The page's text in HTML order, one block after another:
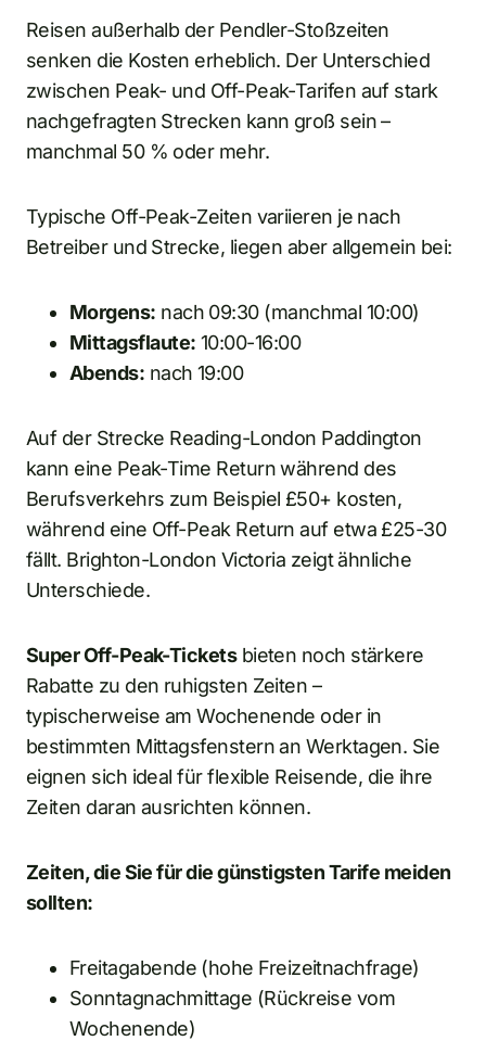
Reisen außerhalb der Pendler-Stoßzeiten
senken die Kosten erheblich. Der Unterschied
zwischen Peak- und Off-Peak-Tarifen auf stark
nachgefragten Strecken kann groß sein –
manchmal 50 % oder mehr.
Typische Off-Peak-Zeiten variieren je nach
Betreiber und Strecke, liegen aber allgemein bei:
Morgens: nach 09:30 (manchmal 10:00)
Mittagsflaute: 10:00-16:00
Abends: nach 19:00
Auf der Strecke Reading-London Paddington
kann eine Peak-Time Return während des
Berufsverkehrs zum Beispiel £50+ kosten,
während eine Off-Peak Return auf etwa £25-30
fällt. Brighton-London Victoria zeigt ähnliche
Unterschiede.
Super Off-Peak-Ticketsbieten noch stärkere
Rabatte zu den ruhigsten Zeiten –
typischerweise am Wochenende oder in
bestimmten Mittagsfenstern an Werktagen. Sie
eignen sich ideal für flexible Reisende, die ihre
Zeiten daran ausrichten können.
Zeiten, die Sie für die günstigsten Tarife meiden
sollten:
Freitagabende (hohe Freizeitnachfrage)
Sonntagnachmittage (Rückreise vom
Wochenende)